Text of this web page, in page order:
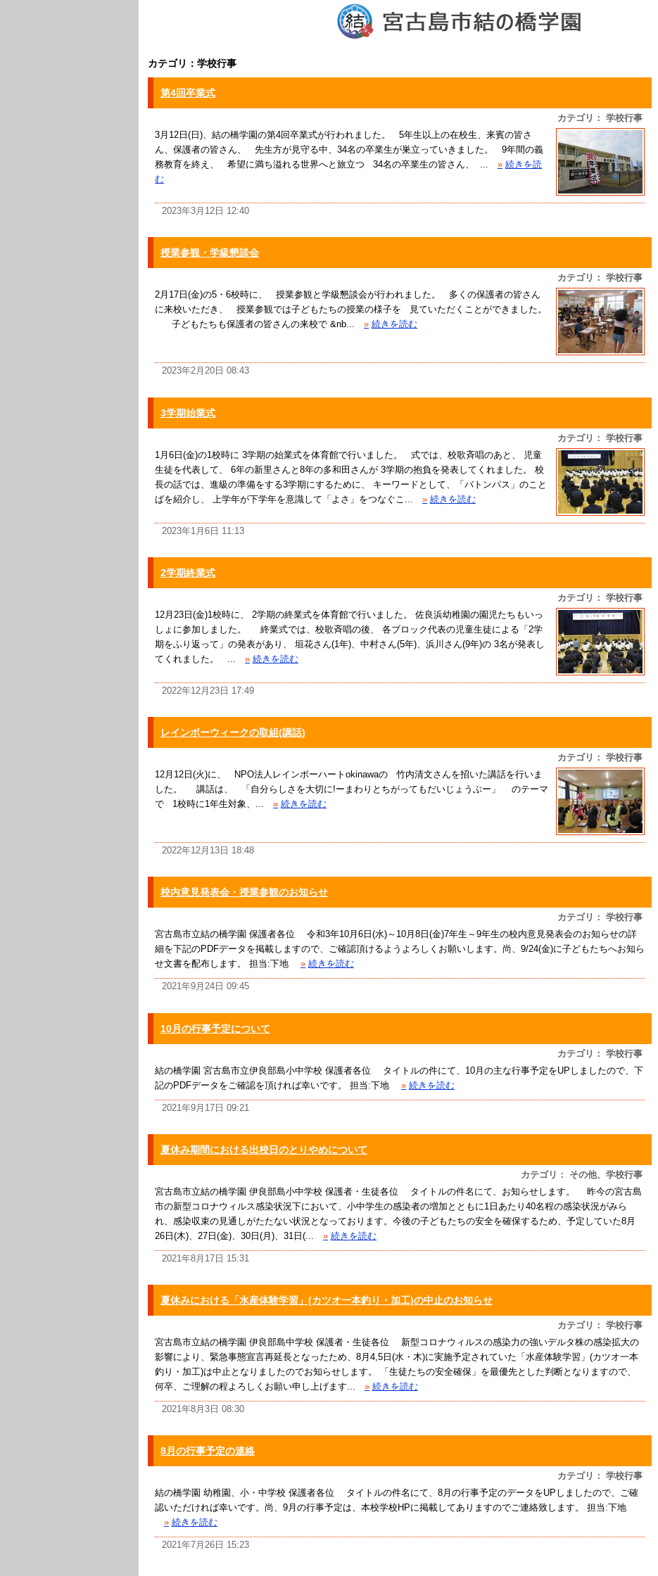
カテゴリ：学校行事
第4回卒業式
カテゴリ： 学校行事
3月12日(日)、結の橋学園の第4回卒業式が行われました。 5年生以上の在校生、来賓の皆さ
ん、保護者の皆さん、 先生方が見守る中、34名の卒業生が巣立っていきました。 9年間の義
務教育を終え、 希望に満ち溢れる世界へと旅立つ 34名の卒業生の皆さん、 ...
» 続きを読
む
2023年3月12日 12:40
授業参観・学級懇談会
カテゴリ： 学校行事
2月17日(金)の5・6校時に、 授業参観と学級懇談会が行われました。 多くの保護者の皆さん
に来校いただき、 授業参観では子どもたちの授業の様子を 見ていただくことができました。
子どもたちも保護者の皆さんの来校で &nb...
» 続きを読む
2023年2月20日 08:43
3学期始業式
カテゴリ： 学校行事
1月6日(金)の1校時に 3学期の始業式を体育館で行いました。 式では、校歌斉唱のあと、 児童
生徒を代表して、 6年の新里さんと8年の多和田さんが 3学期の抱負を発表してくれました。 校
長の話では、進級の準備をする3学期にするために、 キーワードとして、「バトンパス」のこと
ばを紹介し、 上学年が下学年を意識して「よさ」をつなぐこ...
» 続きを読む
2023年1月6日 11:13
2学期終業式
カテゴリ： 学校行事
12月23日(金)1校時に、 2学期の終業式を体育館で行いました。 佐良浜幼稚園の園児たちもいっ
しょに参加しました。 終業式では、校歌斉唱の後、 各ブロック代表の児童生徒による「2学
期をふり返って」の発表があり、 垣花さん(1年)、中村さん(5年)、浜川さん(9年)の 3名が発表し
てくれました。 ...
» 続きを読む
2022年12月23日 17:49
レインボーウィークの取組(講話)
カテゴリ： 学校行事
12月12日(火)に、 NPO法人レインボーハートokinawaの 竹内清文さんを招いた講話を行いま
した。 講話は、 「自分らしさを大切に!ーまわりとちがってもだいじょうぶー」 のテーマ
で 1校時に1年生対象、...
» 続きを読む
2022年12月13日 18:48
校内意見発表会・授業参観のお知らせ
カテゴリ： 学校行事
宮古島市立結の橋学園 保護者各位 令和3年10月6日(水)～10月8日(金)7年生～9年生の校内意見発表会のお知らせの詳
細を下記のPDFデータを掲載しますので、ご確認頂けるようよろしくお願いします。尚、9/24(金)に子どもたちへお知ら
せ文書を配布します。 担当:下地
» 続きを読む
2021年9月24日 09:45
10月の行事予定について
カテゴリ： 学校行事
結の橋学園 宮古島市立伊良部島小中学校 保護者各位 タイトルの件にて、10月の主な行事予定をUPしましたので、下
記のPDFデータをご確認を頂ければ幸いです。 担当:下地
» 続きを読む
2021年9月17日 09:21
夏休み期間における出校日のとりやめについて
カテゴリ： その他、学校行事
宮古島市立結の橋学園 伊良部島小中学校 保護者・生徒各位 タイトルの件名にて、お知らせします。 昨今の宮古島
市の新型コロナウィルス感染状況下において、小中学生の感染者の増加とともに1日あたり40名程の感染状況がみら
れ、感染収束の見通しがたたない状況となっております。今後の子どもたちの安全を確保するため、予定していた8月
26日(木)、27日(金)、30日(月)、31日(...
» 続きを読む
2021年8月17日 15:31
夏休みにおける「水産体験学習」(カツオ一本釣り・加工)の中止のお知らせ
カテゴリ： 学校行事
宮古島市立結の橋学園 伊良部島中学校 保護者・生徒各位 新型コロナウィルスの感染力の強いデルタ株の感染拡大の
影響により、緊急事態宣言再延長となったため、8月4,5日(水・木)に実施予定されていた「水産体験学習」(カツオ一本
釣り・加工)は中止となりましたのでお知らせします。 「生徒たちの安全確保」を最優先とした判断となりますので、
何卒、ご理解の程よろしくお願い申し上げます...
» 続きを読む
2021年8月3日 08:30
8月の行事予定の連絡
カテゴリ： 学校行事
結の橋学園 幼稚園、小・中学校 保護者各位 タイトルの件名にて、8月の行事予定のデータをUPしましたので、ご確
認いただければ幸いです。尚、9月の行事予定は、本校学校HPに掲載してありますのでご連絡致します。 担当:下地
» 続きを読む
2021年7月26日 15:23